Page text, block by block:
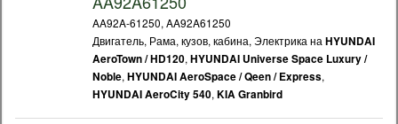
AA92A-61250, AA92A61250
Двигатель, Рама, кузов, кабина, Электрика на HYUNDAI
AeroTown / HD120, HYUNDAI Universe Space Luxury /
Noble, HYUNDAI AeroSpace / Qeen / Express,
HYUNDAI AeroCity 540, KIA Granbird